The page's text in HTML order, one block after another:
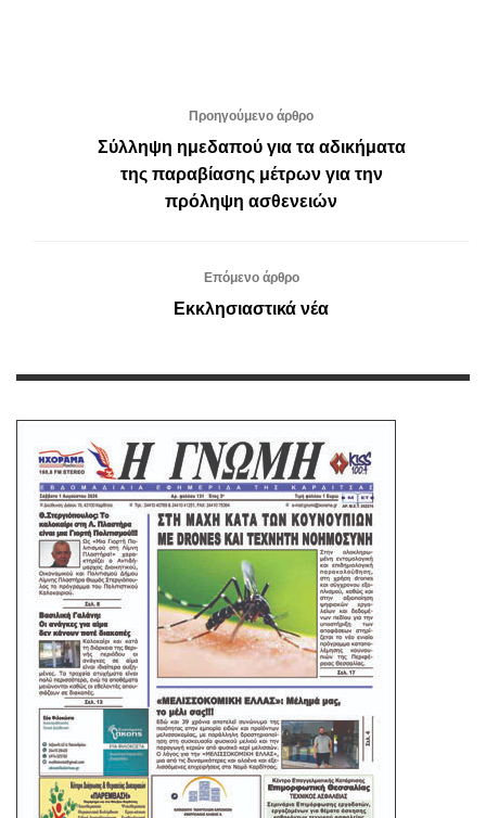
Προηγούμενο άρθρο
Σύλληψη ημεδαπού για τα αδικήματα
της παραβίασης μέτρων για την
πρόληψη ασθενειών
Επόμενο άρθρο
Εκκλησιαστικά νέα